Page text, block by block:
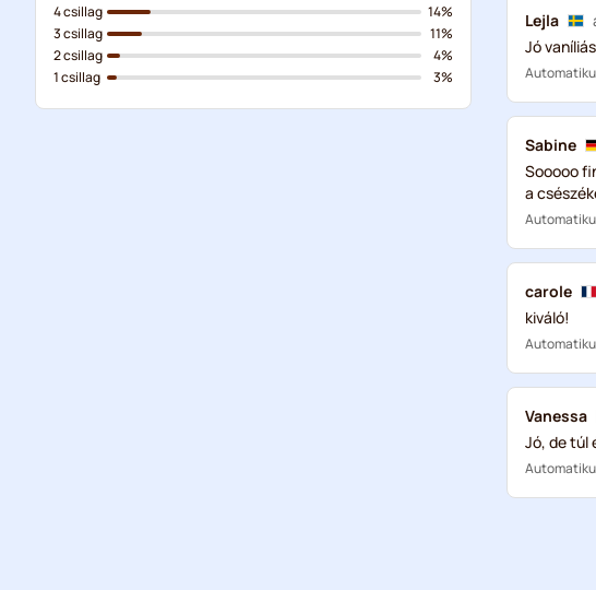
4 csillag
3 csillag
2 csillag
1 csillag
14%
11%
4%
3%
Lejla
Jó
Sabine
Sooooo
a
carole
kiváló!
Vanessa
Jó, de túl